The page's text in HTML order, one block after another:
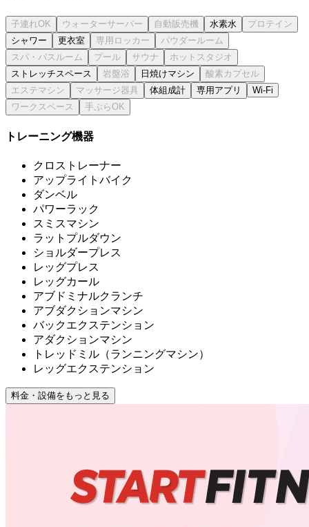
水素水
シャワー
更衣室
ストレッチスペース
日焼けマシン
体組成計
専用アプリ Wi-Fi
トレーニング機器
クロストレーナー
アップライトバイク
ダンベル
パワーラック
スミスマシン
ラットプルダウン
ショルダープレス
レッグプレス
レッグカール
アブドミナルクランチ
アブダクションマシン
バックエクステンション
アダクションマシン
トレッドミル（ランニングマシン）
レッグエクステンション
料金・設備をもっと見る